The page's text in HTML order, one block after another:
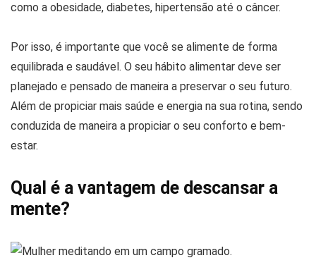
como a obesidade, diabetes, hipertensão até o câncer.
Por isso, é importante que você se alimente de forma
equilibrada e saudável. O seu hábito alimentar deve ser
planejado e pensado de maneira a preservar o seu futuro.
Além de propiciar mais saúde e energia na sua rotina, sendo
conduzida de maneira a propiciar o seu conforto e bem-
estar.
Qual é a vantagem de descansar a
mente?